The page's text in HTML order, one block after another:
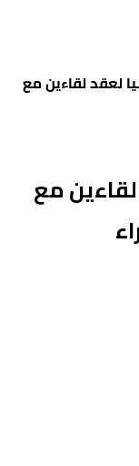
لعقد لقاءين مع
لقاءين مع